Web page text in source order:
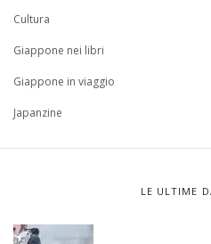
Cultura
Giappone nei libri
Giappone in viaggio
Japanzine
LE ULTIME